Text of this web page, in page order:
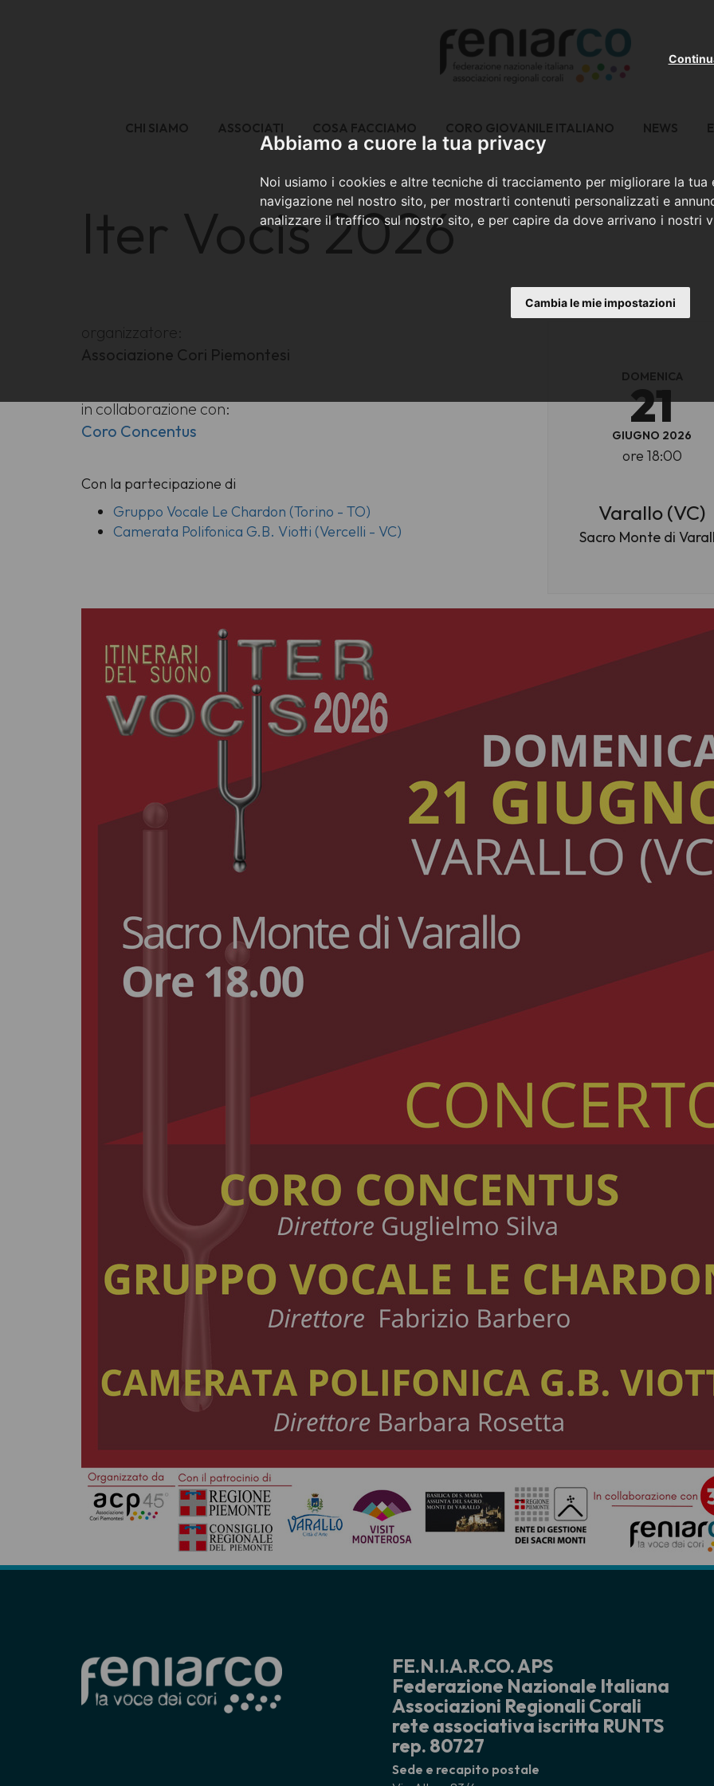
Abbiamo a cuore la tua privacy
Noi usiamo i cookies e altre tecniche di tracciamento per migliorare la tua
navigazione nel nostro sito, per mostrarti contenuti personalizzati e
analizzare il traffico sul nostro sito, e per capire da dove arrivano i nostri
Cambia le mie impostazioni
CHI SIAMO ASSOCIATI COSA FACCIAMO CORO GIOVANILE ITALIANO NEWS
Iter Vocis 2026
organizzatore:
Associazione Cori Piemontesi
in collaborazione con:
Coro Concentus
Con la partecipazione di
Gruppo Vocale Le Chardon (Torino - TO)
Camerata Polifonica G.B. Viotti (Vercelli - VC)
DOMENICA
21
GIUGNO 2026
ore 18:00
Varallo (VC)
Sacro Monte di
FE.N.I.A.R.CO. APS
Federazione Nazionale Italiana
Associazioni Regionali Corali
rete associativa iscritta RUNTS
rep. 80727
Sede e recapito postale